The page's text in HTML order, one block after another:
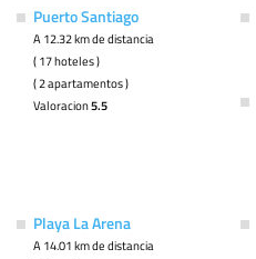
Puerto Santiago
A 12.32 km de distancia
( 17 hoteles )
( 2 apartamentos )
Valoracion5.5
Playa La Arena
A 14.01 km de distancia